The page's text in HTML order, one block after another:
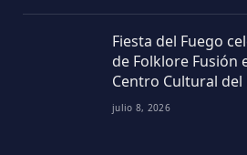
Fiesta del Fuego
de Folklore Fusión
Centro Cultural del
julio 8, 2026